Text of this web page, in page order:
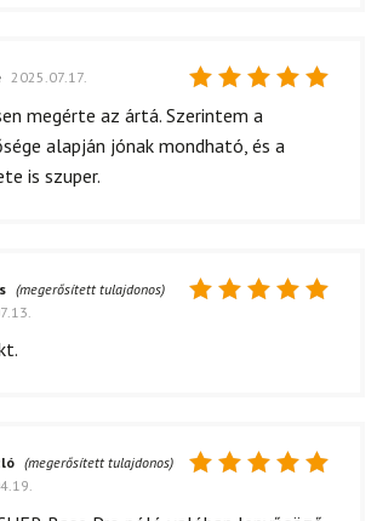
Értékelés:
2025.07.17.
megérte az ártá. Szerintem a
alapján jónak mondható, és a
is szuper.
(megerősített tulajdonos)
5/ 5
(megerősített tulajdonos)